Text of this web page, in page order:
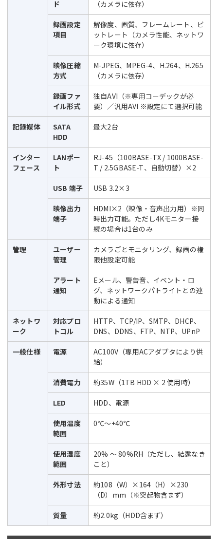
ド （カメラに依存）
録画設定
項目
解像度、画質、フレームレート、ビ
ットレート（カメラ性能、ネットワ
ーク環境に依存）
映像圧縮
方式
M-JPEG、MPEG-4、H.264、H.265
（カメラに依存）
録画ファ
イル形式
独自AVI（※専用コーデックが必
要）／汎用AVI ※設定にて選択可能
記録媒体
SATA
HDD
最大2台
インター
フェース
LANポー
ト
RJ-45（100BASE-TX / 1000BASE-
T / 2.5GBASE-T、自動切替）×2
USB 端子 USB 3.2×3
映像出力
端子
HDMI×2（映像・音声出力用）※同
時出力可能。ただし4Kモニター接
続の場合は1台のみ
管理
ユーザー
管理
カメラごとモニタリング、録画の権
限他設定可能
アラート
通知
Eメール、警告音、イベント・ロ
グ、ネットワークパトライトとの連
動による通知
ネットワ
ーク
対応プロ
トコル
HTTP、TCP/IP、SMTP、DHCP、
DNS、DDNS、FTP、NTP、UPnP
一般仕様 電源
AC100V（専用ACアダプタにより供
給）
消費電力 約35W（1TB HDD × 2 使用時）
LED HDD、電源
使用温度
範囲
0℃～+40℃
使用湿度
範囲
20% ～ 80%RH（ただし、結露なき
こと）
外形寸法
約108（W）×164（H）×230
（D）mm（※突起物含まず）
質量 約2.0kg（HDD含まず）